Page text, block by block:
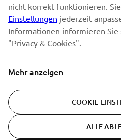
Lesen Sie unsere
Ihre persönlichen Daten verarbeiten:
Switzerland (German)
© Copyright - 2026 Yamaha Motor
Reserved
nicht korrekt funktionieren.
Einstellungen jederzeit
Informationen informieren Sie
"Privacy & Cookies".
Mehr anzeigen
COOKIE-
ALLE